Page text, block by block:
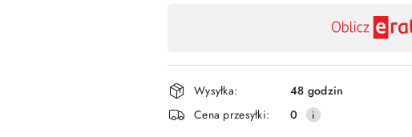
dostawa
Wysyłka:
48 godzin
Cena przesyłki:
0